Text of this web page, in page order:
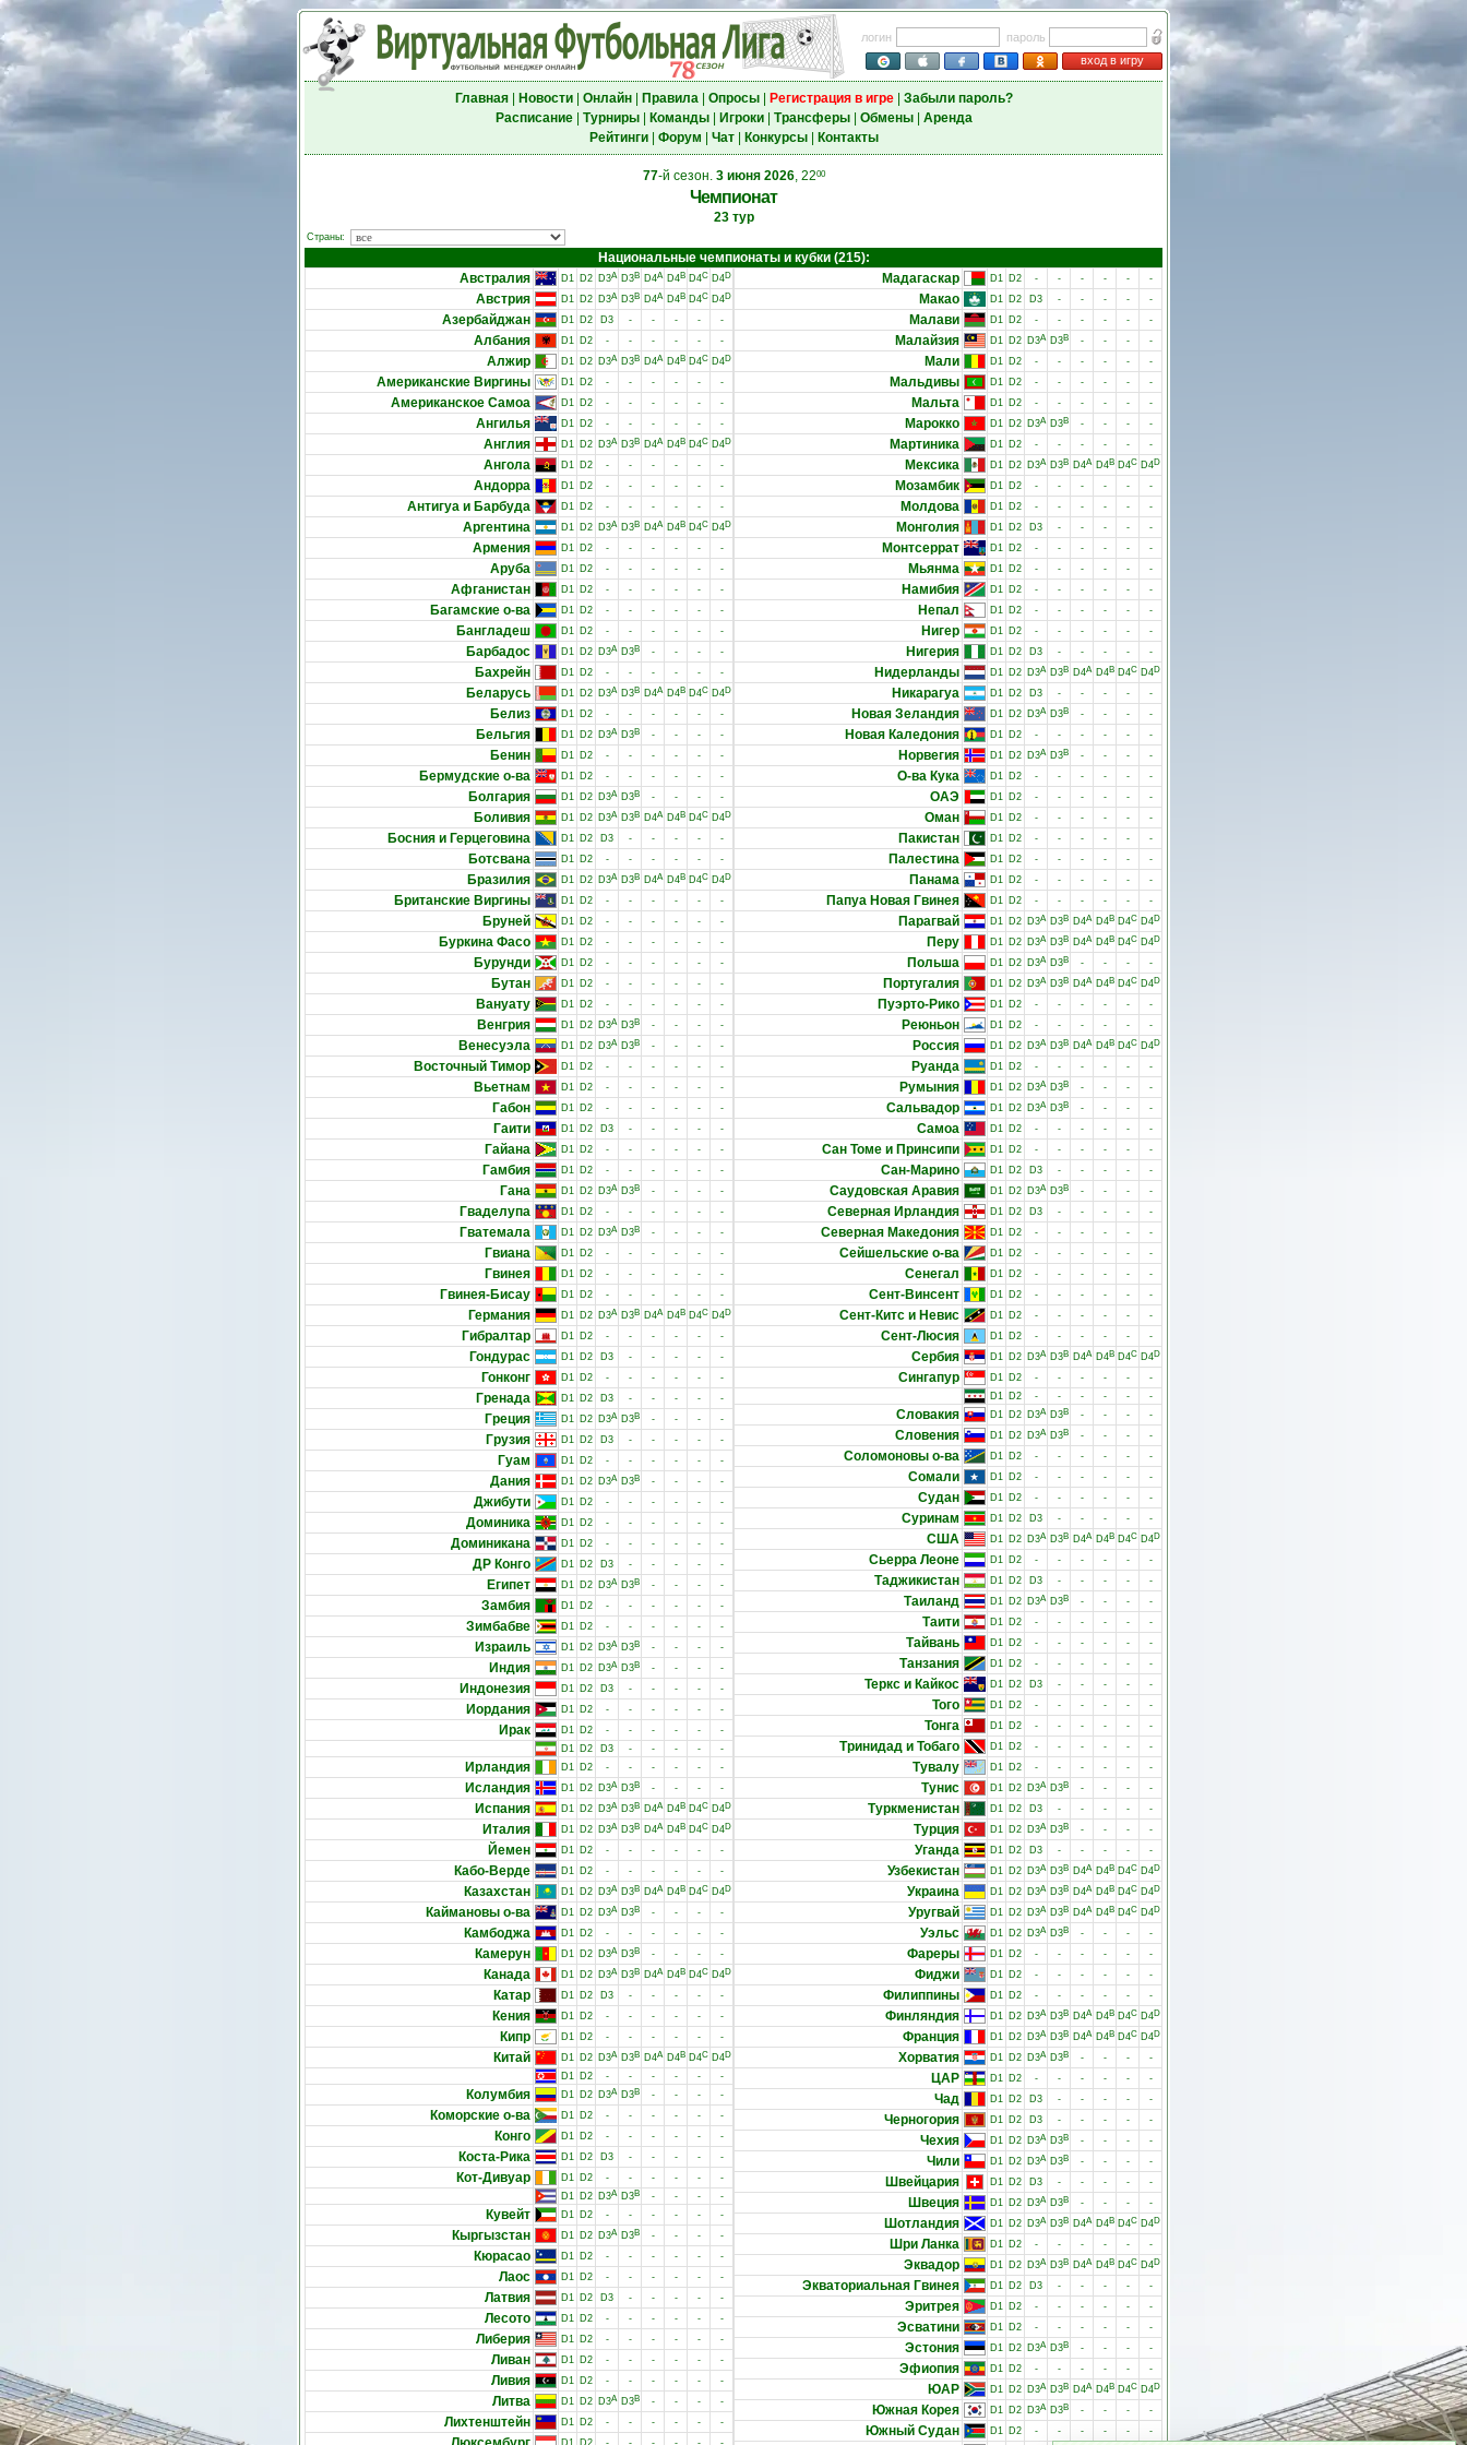
логин
пароль
вход в игру
Главная| Новости| Онлайн| Правила| Опросы| Регистрация в игре| Забыли пароль?
Расписание| Турниры| Команды| Игроки| Трансферы| Обмены| Аренда
Рейтинги| Форум Чат| Конкурсы| Контакты
77-й сезон. 3 июня 2026, 2200
Чемпионат
23 тур
Страны:
Национальные чемпионаты и кубки (215):
Австралия
D1 D2 D3A D3B D4A D4B D4C D4D
Австрия D1 D2 D3A D3B D4A D4B D4C D4D
Азербайджан D1 D2 D3 - - - - -
Албания D1 D2 - - - - - -
Алжир D1 D2 D3A D3B D4A D4B D4C D4D
Американские Виргины D1 D2 - - - - - -
Американское Самоа D1 D2 - - - - - -
Ангилья D1 D2 - - - - - -
Англия D1 D2 D3A D3B D4A D4B D4C D4D
Ангола D1 D2 - - - - - -
Андорра D1 D2 - - - - - -
Антигуа и Барбуда D1 D2 - - - - - -
Аргентина D1 D2 D3A D3B D4A D4B D4C D4D
Армения D1 D2 - - - - - -
Аруба D1 D2 - - - - - -
Афганистан D1 D2 - - - - - -
Багамские о-ва D1 D2 - - - - - -
Бангладеш D1 D2 - - - - - -
Барбадос D1 D2 D3A D3B - - - -
Бахрейн D1 D2 - - - - - -
Беларусь D1 D2 D3A D3B D4A D4B D4C D4D
Белиз D1 D2 - - - - - -
Бельгия D1 D2 D3A D3B - - - -
Бенин D1 D2 - - - - - -
Бермудские о-ва D1 D2 - - - - - -
Болгария D1 D2 D3A D3B - - - -
Боливия D1 D2 D3A D3B D4A D4B D4C D4D
Босния и Герцеговина D1 D2 D3 - - - - -
Ботсвана D1 D2 - - - - - -
Бразилия D1 D2 D3A D3B D4A D4B D4C D4D
Британские Виргины D1 D2 - - - - - -
Бруней D1 D2 - - - - - -
Буркина Фасо D1 D2 - - - - - -
Бурунди D1 D2 - - - - - -
Бутан D1 D2 - - - - - -
Вануату D1 D2 - - - - - -
Венгрия D1 D2 D3A D3B - - - -
Венесуэла D1 D2 D3A D3B - - - -
Восточный Тимор D1 D2 - - - - - -
Вьетнам D1 D2 - - - - - -
Габон D1 D2 - - - - - -
Гаити D1 D2 D3 - - - - -
Гайана D1 D2 - - - - - -
Гамбия D1 D2 - - - - - -
Гана D1 D2 D3A D3B - - - -
Гваделупа D1 D2 - - - - - -
Гватемала D1 D2 D3A D3B - - - -
Гвиана D1 D2 - - - - - -
Гвинея D1 D2 - - - - - -
Гвинея-Бисау D1 D2 - - - - - -
Германия D1 D2 D3A D3B D4A D4B D4C D4D
Гибралтар D1 D2 - - - - - -
Гондурас D1 D2 D3 - - - - -
Гонконг D1 D2 - - - - - -
Гренада D1 D2 D3 - - - - -
Греция D1 D2 D3A D3B - - - -
Грузия D1 D2 D3 - - - - -
Гуам D1 D2 - - - - - -
Дания D1 D2 D3A D3B - - - -
Джибути D1 D2 - - - - - -
Доминика D1 D2 - - - - - -
Доминикана D1 D2 - - - - - -
ДР Конго D1 D2 D3 - - - - -
Египет D1 D2 D3A D3B - - - -
Замбия D1 D2 - - - - - -
Зимбабве D1 D2 - - - - - -
Израиль D1 D2 D3A D3B - - - -
Индия D1 D2 D3A D3B - - - -
Индонезия D1 D2 D3 - - - - -
Иордания D1 D2 - - - - - -
Ирак D1 D2 - - - - -
-
D1 D2 D3 - - - - -
Ирландия D1 D2 - - - - - -
Исландия D1 D2 D3A D3B - - - -
Испания D1 D2 D3A D3B D4A D4B D4C D4D
Италия D1 D2 D3A D3B D4A D4B D4C D4D
Йемен D1 D2 - - - - - -
Кабо-Верде D1 D2 - - - - - -
Казахстан D1 D2 D3A D3B D4A D4B D4C D4D
Каймановы о-ва D1 D2 D3A D3B - - - -
Камбоджа D1 D2 - - - - - -
Камерун D1 D2 D3A D3B - - - -
Канада D1 D2 D3A D3B D4A D4B D4C D4D
Катар D1 D2 D3 - - - - -
Кения D1 D2 - - - - - -
Кипр D1 D2 - - - - - -
Китай D1 D2 D3A D3B D4A D4B D4C D4D
D1 D2 - - - - - -
Колумбия D1 D2 D3A D3B - - - -
Коморские о-ва D1 D2 - - - - - -
Конго D1 D2 - - - - - -
Коста-Рика D1 D2 D3 - - - - -
Кот-Дивуар D1 D2 - - - - -
-
D1 D2 D3A D3B - - - -
Кувейт D1 D2 - - - - - -
Кыргызстан D1 D2 D3A D3B - - - -
Кюрасао D1 D2 - - - - - -
Лаос D1 D2 - - - - - -
Латвия D1 D2 D3 - - - - -
Лесото D1 D2 - - - - - -
Либерия D1 D2 - - - - - -
Ливан D1 D2 - - - - - -
Ливия D1 D2 - - - - - -
Литва D1 D2 D3A D3B - - - -
Лихтенштейн D1 D2 - - - - - -
D1 D2 - - - - - -
Мадагаскар D1 D2 - - - - - -
Макао D1 D2 D3 - - - - -
Малави D1 D2 - - - - - -
Малайзия D1 D2 D3A D3B - - - -
Мали D1 D2 - - - - - -
Мальдивы D1 D2 - - - - - -
Мальта D1 D2 - - - - - -
Марокко D1 D2 D3A D3B - - - -
Мартиника D1 D2 - - - - - -
Мексика D1 D2 D3A D3B D4A D4B D4C D4D
Мозамбик D1 D2 - - - - - -
Молдова D1 D2 - - - - - -
Монголия D1 D2 D3 - - - - -
Монтсеррат D1 D2 - - - - - -
Мьянма D1 D2 - - - - - -
Намибия D1 D2 - - - - - -
Непал D1 D2 - - - - - -
Нигер D1 D2 - - - - - -
Нигерия D1 D2 D3 - - - - -
Нидерланды D1 D2 D3A D3B D4A D4B D4C D4D
Никарагуа D1 D2 D3 - - - - -
Новая Зеландия D1 D2 D3A D3B - - - -
Новая Каледония D1 D2 - - - - - -
Норвегия D1 D2 D3A D3B - - - -
О-ва Кука D1 D2 - - - - - -
ОАЭ D1 D2 - - - - - -
Оман D1 D2 - - - - - -
Пакистан D1 D2 - - - - - -
Палестина D1 D2 - - - - - -
Панама D1 D2 - - - - - -
Папуа Новая Гвинея D1 D2 - - - - - -
Парагвай D1 D2 D3A D3B D4A D4B D4C D4D
Перу D1 D2 D3A D3B D4A D4B D4C D4D
Польша D1 D2 D3A D3B - - - -
Португалия D1 D2 D3A D3B D4A D4B D4C D4D
Пуэрто-Рико D1 D2 - - - - - -
Реюньон D1 D2 - - - - - -
Россия D1 D2 D3A D3B D4A D4B D4C D4D
Руанда D1 D2 - - - - - -
Румыния D1 D2 D3A D3B - - - -
Сальвадор D1 D2 D3A D3B - - - -
Самоа D1 D2 - - - - - -
Сан Томе и Принсипи D1 D2 - - - - - -
Сан-Марино D1 D2 D3 - - - - -
Саудовская Аравия D1 D2 D3A D3B - - - -
Северная Ирландия D1 D2 D3 - - - - -
Северная Македония D1 D2 - - - - - -
Сейшельские о-ва D1 D2 - - - - - -
Сенегал D1 D2 - - - - - -
Сент-Винсент D1 D2 - - - - - -
Сент-Китс и Невис D1 D2 - - - - - -
Сент-Люсия D1 D2 - - - - - -
Сербия D1 D2 D3A D3B D4A D4B D4C D4D
Сингапур D1 D2 - - - - -
-
D1 D2 - - - - - -
Словакия D1 D2 D3A D3B - - - -
Словения D1 D2 D3A D3B - - - -
Соломоновы о-ва D1 D2 - - - - - -
Сомали D1 D2 - - - - - -
Судан D1 D2 - - - - - -
Суринам D1 D2 D3 - - - - -
США D1 D2 D3A D3B D4A D4B D4C D4D
Сьерра Леоне D1 D2 - - - - - -
Таджикистан D1 D2 D3 - - - - -
Таиланд D1 D2 D3A D3B - - - -
Таити D1 D2 - - - - - -
Тайвань D1 D2 - - - - - -
Танзания D1 D2 - - - - - -
Теркс и Кайкос D1 D2 D3 - - - - -
Того D1 D2 - - - - - -
Тонга D1 D2 - - - - - -
Тринидад и Тобаго D1 D2 - - - - - -
Тувалу D1 D2 - - - - - -
Тунис D1 D2 D3A D3B - - - -
Туркменистан D1 D2 D3 - - - - -
Турция D1 D2 D3A D3B - - - -
Уганда D1 D2 D3 - - - - -
Узбекистан D1 D2 D3A D3B D4A D4B D4C D4D
Украина D1 D2 D3A D3B D4A D4B D4C D4D
Уругвай D1 D2 D3A D3B D4A D4B D4C D4D
Уэльс D1 D2 D3A D3B - - - -
Фареры D1 D2 - - - - - -
Фиджи D1 D2 - - - - - -
Филиппины D1 D2 - - - - - -
Финляндия D1 D2 D3A D3B D4A D4B D4C D4D
Франция D1 D2 D3A D3B D4A D4B D4C D4D
Хорватия D1 D2 D3A D3B - - - -
ЦАР D1 D2 - - - - - -
Чад D1 D2 D3 - - - - -
Черногория D1 D2 D3 - - - - -
Чехия D1 D2 D3A D3B - - - -
Чили D1 D2 D3A D3B - - - -
Швейцария D1 D2 D3 - - - - -
Швеция D1 D2 D3A D3B - - - -
Шотландия D1 D2 D3A D3B D4A D4B D4C D4D
Шри Ланка D1 D2 - - - - - -
Эквадор D1 D2 D3A D3B D4A D4B D4C D4D
Экваториальная Гвинея D1 D2 D3 - - - - -
Эритрея D1 D2 - - - - - -
Эсватини D1 D2 - - - - - -
Эстония D1 D2 D3A D3B - - - -
Эфиопия D1 D2 - - - - - -
ЮАР D1 D2 D3A D3B D4A D4B D4C D4D
Южная Корея D1 D2 D3A D3B - - - -
Южный Судан D1 D2 - - - - - -